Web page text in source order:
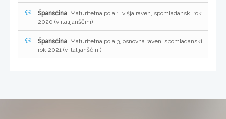
Španščina: Maturitetna pola 1, višja raven, spomladanski rok
2020 (v italijanščini)
Španščina: Maturitetna pola 3, osnovna raven, spomladanski
rok 2021 (v italijanščini)